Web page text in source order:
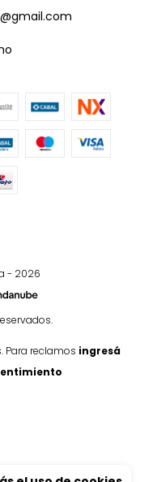
- 2026
Para reclamos ingresá